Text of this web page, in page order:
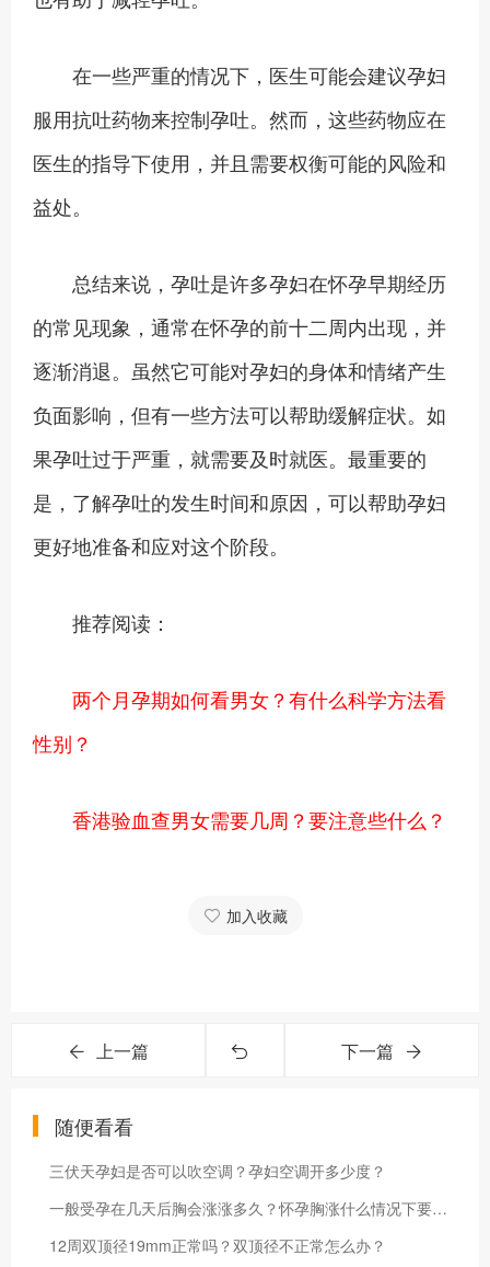
在一些严重的情况下，医生可能会建议孕妇
服用抗吐药物来控制孕吐。然而，这些药物应在
医生的指导下使用，并且需要权衡可能的风险和
益处。
总结来说，孕吐是许多孕妇在怀孕早期经历
的常见现象，通常在怀孕的前十二周内出现，并
逐渐消退。虽然它可能对孕妇的身体和情绪产生
负面影响，但有一些方法可以帮助缓解症状。如
果孕吐过于严重，就需要及时就医。最重要的
是，了解孕吐的发生时间和原因，可以帮助孕妇
更好地准备和应对这个阶段。
推荐阅读：
两个月孕期如何看男女？有什么科学方法看
性别？
香港验血查男女需要几周？要注意些什么？
加入收藏
上一篇 下一篇
随便看看
三伏天孕妇是否可以吹空调？孕妇空调开多少度？
一般受孕在几天后胸会涨涨多久？怀孕胸涨什么情况下要引起重视？
12周双顶径19mm正常吗？双顶径不正常怎么办？